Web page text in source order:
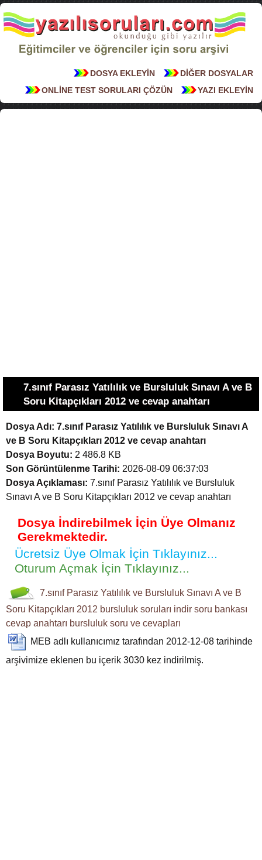
DİĞER DOSYALAR
DOSYA EKLEYİN
YAZI EKLEYİN
ONLİNE TEST SORULARI ÇÖZÜN
7.sınıf Parasız Yatılılık ve Bursluluk Sınavı A ve B
Soru Kitapçıkları 2012 ve cevap anahtarı
Dosya Adı: 7.sınıf Parasız Yatılılık ve Bursluluk Sınavı A
ve B Soru Kitapçıkları 2012 ve cevap anahtarı
Dosya Boyutu: 2 486.8 KB
Son Görüntülenme Tarihi: 2026-08-09 06:37:03
Dosya Açıklaması: 7.sınıf Parasız Yatılılık ve Bursluluk
Sınavı A ve B Soru Kitapçıkları 2012 ve cevap anahtarı
Dosya İndirebilmek İçin Üye Olmanız
Gerekmektedir.
Ücretsiz Üye Olmak İçin Tıklayınız...
Oturum Açmak İçin Tıklayınız...
7.sınıf Parasız Yatılılık ve Bursluluk Sınavı A ve B
Soru Kitapçıkları 2012 bursluluk soruları indir soru bankası
cevap anahtarı bursluluk soru ve cevapları
MEB adlı kullanıcımız tarafından 2012-12-08 tarihinde
arşivimize eklenen bu içerik 3030 kez indirilmiş.